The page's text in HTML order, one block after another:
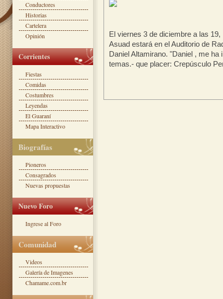
El viernes 3 de diciembre a las
Asuad estará en el Auditorio de
Daniel Altamirano. "Daniel , me
temas.- que placer: Crepúsculo
Conductores
Historias
Cartelera
Opinión
Corrientes
Fiestas
Comidas
Costumbres
Leyendas
El Guaraní
Mapa Interactivo
Biografías
Pioneros
Consagrados
Nuevas propuestas
Nuevo Foro
Ingrese al Foro
Comunidad
Videos
Galería de Imagenes
Chamame.com.br